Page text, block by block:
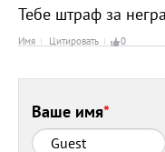
Тебе штраф за
Имя Цитировать 0
Ваше имя*